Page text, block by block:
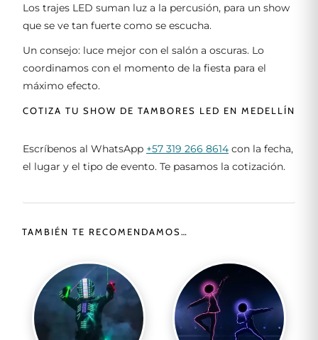
Los trajes LED suman luz a la percusión, para un show
que se ve tan fuerte como se escucha.
Un consejo: luce mejor con el salón a oscuras. Lo
coordinamos con el momento de la fiesta para el
máximo efecto.
COTIZA TU SHOW DE TAMBORES LED EN MEDELLÍN
Escríbenos al WhatsApp +57 319 266 8614 con la fecha,
el lugar y el tipo de evento. Te pasamos la cotización.
TAMBIÉN TE RECOMENDAMOS…